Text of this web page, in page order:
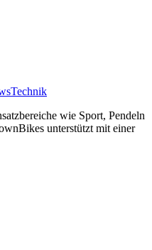
Technik
wie Sport, Pendeln
unterstützt mit einer